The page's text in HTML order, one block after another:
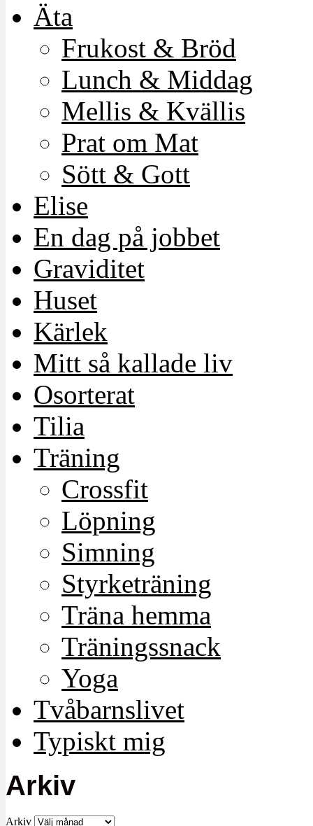
Äta
Frukost & Bröd
Lunch & Middag
Mellis & Kvällis
Prat om Mat
Sött & Gott
Elise
En dag på jobbet
Graviditet
Huset
Kärlek
Mitt så kallade liv
Osorterat
Tilia
Träning
Crossfit
Löpning
Simning
Styrketräning
Träna hemma
Träningssnack
Yoga
Tvåbarnslivet
Typiskt mig
Arkiv
Arkiv